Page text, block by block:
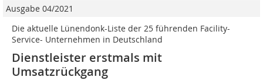
Ausgabe 04/2021
Die aktuelle Lünendonk-Liste der 25 führenden Facility-
Service- Unternehmen in Deutschland
Dienstleister erstmals mit
Umsatzrückgang